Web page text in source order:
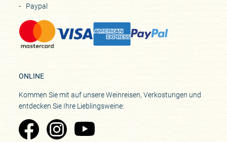
Paypal
ONLINE
Kommen Sie mit auf unsere Weinreisen, Verkostungen und
entdecken Sie Ihre Lieblingsweine:
Zu Pinard's Facebook-Seite
Zu Pinard's Instagram-Seite
Zu Pinard's YouTube-Seite